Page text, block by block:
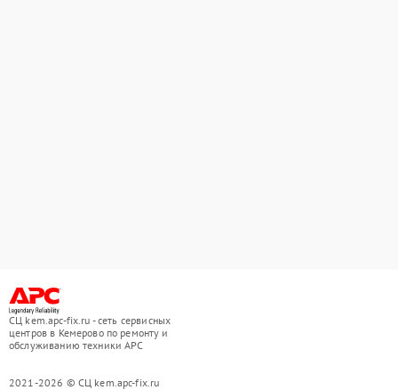
СЦ kem.apc-fix.ru - сеть сервисных
центров в Кемерово по ремонту и
обслуживанию техники APC
2021-2026 © СЦ kem.apc-fix.ru